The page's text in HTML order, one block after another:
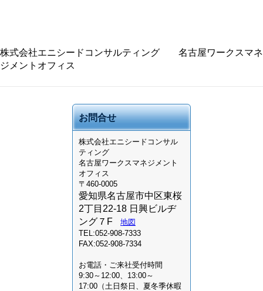
株式会社エニシードコンサルティング 名古屋ワークスマネ
ジメントオフィス
お問合せ
株式会社エニシードコンサル
ティング
名古屋ワークスマネジメント
オフィス
〒460-0005
愛知県名古屋市中区東桜
2丁目22-18 日興ビルヂ
ング７F
地図
TEL:052-908-7333
FAX:052-908-7334
お電話・ご来社受付時間
9:30～12:00、13:00～
17:00（土日祭日、夏冬季休暇